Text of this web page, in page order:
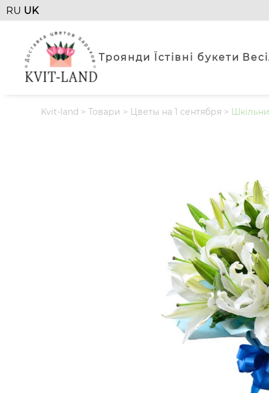
RU UK
Троянди Їстівні букети
Kvit-land >Товари > Цветы на 1 сентября >